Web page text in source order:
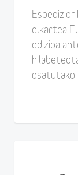
elkartea
edizioa
osatutako